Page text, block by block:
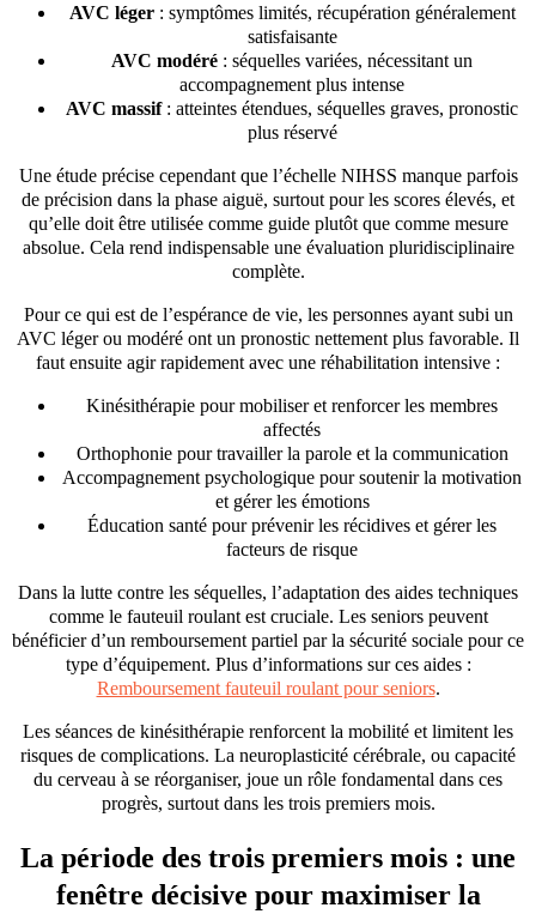
AVC léger: symptômes limités, récupération généralement
satisfaisante
AVC modéré : séquelles variées, nécessitant un
accompagnement plus intense
AVC massif: atteintes étendues, séquelles graves, pronostic
plus réservé
Une étude précise cependant que l’échelle NIHSS manque parfois
de précision dans la phase aiguë, surtout pour les scores élevés, et
qu’elle doit être utilisée comme guide plutôt que comme mesure
absolue. Cela rend indispensable une évaluation pluridisciplinaire
complète.
Pour ce qui est de l’espérance de vie, les personnes ayant subi un
AVC léger ou modéré ont un pronostic nettement plus favorable. Il
faut ensuite agir rapidement avec une réhabilitation intensive :
Kinésithérapie pour mobiliser et renforcer les membres
affectés
Orthophonie pour travailler la parole et la communication
Accompagnement psychologique pour soutenir la motivation
et gérer les émotions
Éducation santé pour prévenir les récidives et gérer les
facteurs de risque
Dans la lutte contre les séquelles, l’adaptation des aides techniques
comme le fauteuil roulant est cruciale. Les seniors peuvent
bénéficier d’un remboursement partiel par la sécurité sociale pour ce
type d’équipement. Plus d’informations sur ces aides :
Remboursement fauteuil roulant pour seniors.
Les séances de kinésithérapie renforcent la mobilité et limitent les
risques de complications. La neuroplasticité cérébrale, ou capacité
du cerveau à se réorganiser, joue un rôle fondamental dans ces
progrès, surtout dans les trois premiers mois.
La période des trois premiers mois : une
fenêtre décisive pour maximiser la